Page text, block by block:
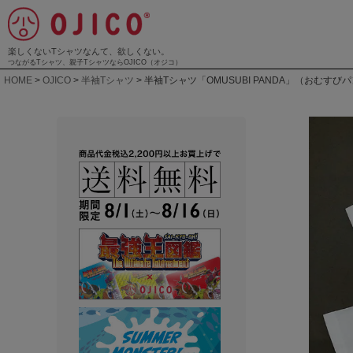
楽しくないTシャツなんて、欲しくない。
つながるTシャツ、親子TシャツならOJICO（オジコ）
HOME OJICO 半袖Tシャツ 半袖Tシャツ「OMUSUBI PANDA」（おむすび